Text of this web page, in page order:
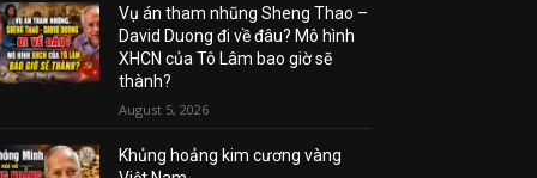
Vụ án tham nhũng Sheng Thao –
David Duong đi về đâu? Mô hình
XHCN của Tô Lâm bao giờ sẽ
thành?
August 5, 2026
Khủng hoảng kim cương vàng